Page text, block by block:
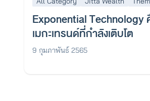
Exponential Technology
เมกะเทรนด์ที่กำลังเติบโต
9 กุมภาพันธ์ 2565